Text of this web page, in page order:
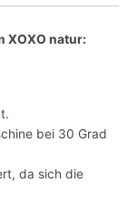
XOXO natur:
bei 30 Grad
da sich die